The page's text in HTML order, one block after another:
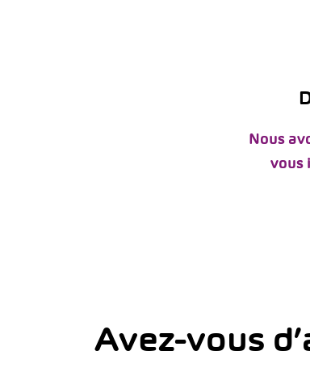
Nous
vous
Avez-vous